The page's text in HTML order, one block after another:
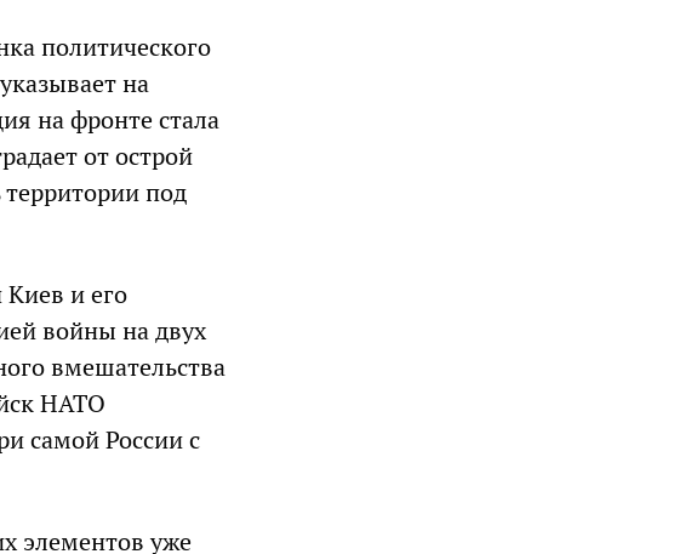
политического
на
на фронте стала
от острой
под
и его
войны на двух
вмешательства
НАТО
самой России с
элементов уже